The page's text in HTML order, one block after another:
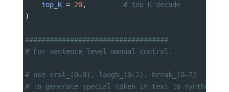
top_K = 20, # top K decode
)
###################################
# For sentence level manual control.
# use oral_(0-9), laugh_(0-2), break_(0-7)
# to generate special token in text to synthesize.